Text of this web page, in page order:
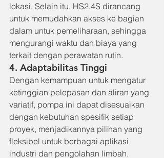
lokasi. Selain itu, HS2.4S dirancang
untuk memudahkan akses ke bagian
dalam untuk pemeliharaan, sehingga
mengurangi waktu dan biaya yang
terkait dengan perawatan rutin.
4. Adaptabilitas Tinggi
Dengan kemampuan untuk mengatur
ketinggian pelepasan dan aliran yang
variatif, pompa ini dapat disesuaikan
dengan kebutuhan spesifik setiap
proyek, menjadikannya pilihan yang
fleksibel untuk berbagai aplikasi
industri dan pengolahan limbah.